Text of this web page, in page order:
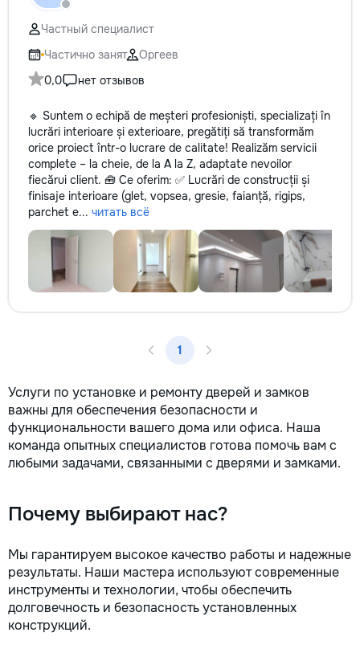
Частный специалист
Частично занят
Оргеев
0,0
нет отзывов
🔹 Suntem o echipă de meșteri profesioniști, specializați în
lucrări interioare și exterioare, pregătiți să transformăm
orice proiect într-o lucrare de calitate! Realizăm servicii
complete – la cheie, de la A la Z, adaptate nevoilor
fiecărui client. 🧰 Ce oferim: ✅ Lucrări de construcții și
finisaje interioare (glet, vopsea, gresie, faianță, rigips,
parchet e... читать всё
1
Услуги по установке и ремонту дверей и замков
важны для обеспечения безопасности и
функциональности вашего дома или офиса. Наша
команда опытных специалистов готова помочь вам с
любыми задачами, связанными с дверями и замками.
Почему выбирают нас?
Мы гарантируем высокое качество работы и надежные
результаты. Наши мастера используют современные
инструменты и технологии, чтобы обеспечить
долговечность и безопасность установленных
конструкций.